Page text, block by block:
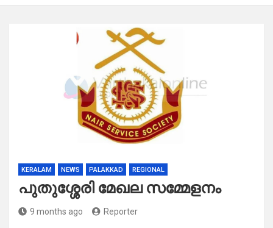
KERALAM NEWS PALAKKAD REGIONAL
പുതുശ്ശേരി മേഖല സമ്മേളനം
9 months ago Reporter